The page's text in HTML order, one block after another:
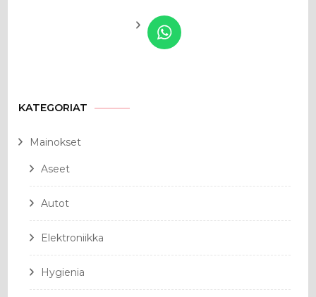
KATEGORIAT
Mainokset
Aseet
Autot
Elektroniikka
Hygienia